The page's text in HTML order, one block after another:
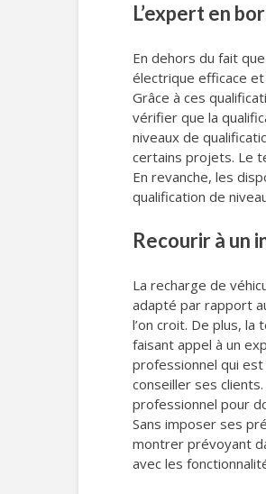
L’expert en
En dehors du fait
électrique efficace
Grâce à ces
vérifier que la
niveaux de
certains projets. Le
En revanche, les
qualification de
Recourir à un
La recharge de
adapté par rapport
l’on croit. De plus,
faisant appel à un
professionnel qui
conseiller ses
professionnel pour
Sans imposer ses
montrer prévoyant
avec les